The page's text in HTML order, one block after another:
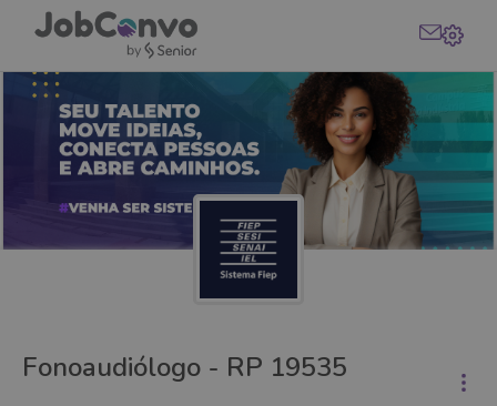
Fonoaudiólogo - RP 19535